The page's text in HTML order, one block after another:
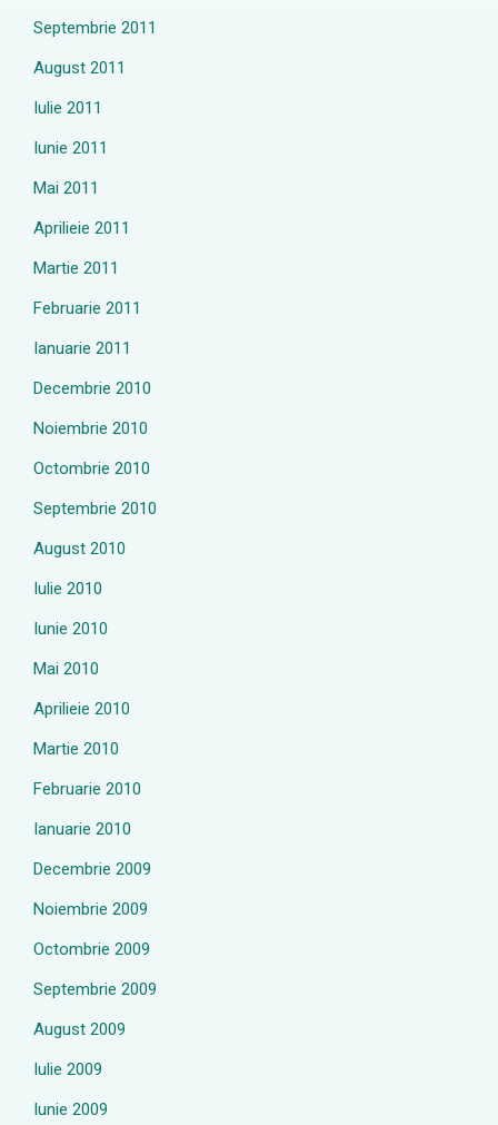
Septembrie 2011
August 2011
Iulie 2011
Iunie 2011
Mai 2011
Aprilieie 2011
Martie 2011
Februarie 2011
Ianuarie 2011
Decembrie 2010
Noiembrie 2010
Octombrie 2010
Septembrie 2010
August 2010
Iulie 2010
Iunie 2010
Mai 2010
Aprilieie 2010
Martie 2010
Februarie 2010
Ianuarie 2010
Decembrie 2009
Noiembrie 2009
Octombrie 2009
Septembrie 2009
August 2009
Iulie 2009
Iunie 2009